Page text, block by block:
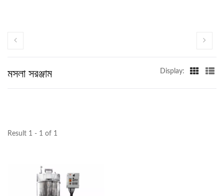
মসলা সরঞ্জাম Display:
Result 1 - 1 of 1